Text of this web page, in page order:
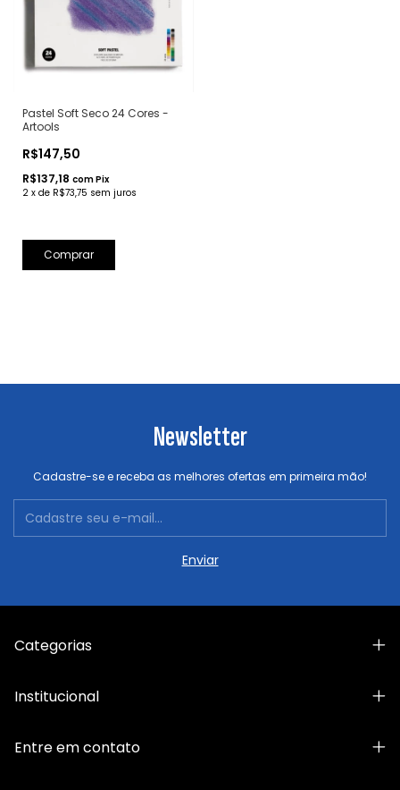
Pastel Soft Seco 24 Cores -
Artools
R$147,50
R$137,18 comPix
2 x de R$73,75 sem juros
Newsletter
Cadastre-se e receba as melhores ofertas em primeira mão!
Categorias
Institucional
Entre em contato